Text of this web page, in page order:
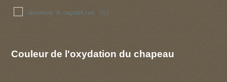
absence d oxydation (1)
Couleur de l'oxydation du chapeau